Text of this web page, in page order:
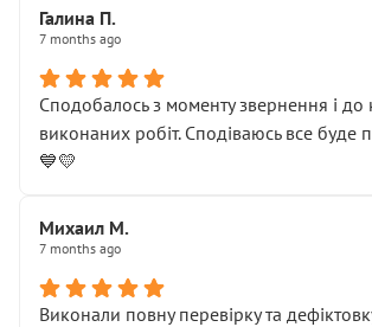
Галина П.
7 months ago
Сподобалось з моменту звернення і до
виконаних робіт. Сподіваюсь все
💙💛
Михаил М.
7 months ago
Виконали повну перевірку та